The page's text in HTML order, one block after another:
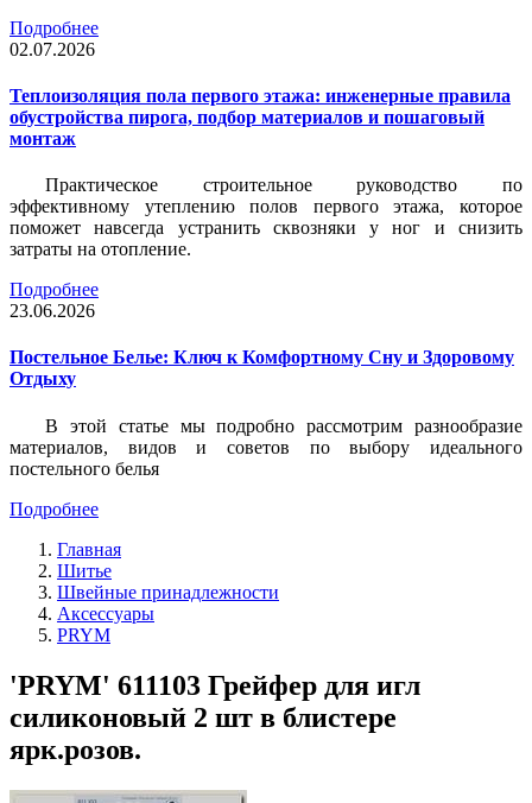
Подробнее
02.07.2026
Теплоизоляция пола первого этажа: инженерные правила
обустройства пирога, подбор материалов и пошаговый
монтаж
Практическое строительное руководство по
эффективному утеплению полов первого этажа, которое
поможет навсегда устранить сквозняки у ног и снизить
затраты на отопление.
Подробнее
23.06.2026
Постельное Белье: Ключ к Комфортному Сну и Здоровому
Отдыху
В этой статье мы подробно рассмотрим разнообразие
материалов, видов и советов по выбору идеального
постельного белья
Подробнее
Главная
Шитье
Швейные принадлежности
Аксессуары
PRYM
'PRYM' 611103 Грейфер для игл
силиконовый 2 шт в блистере
ярк.розов.